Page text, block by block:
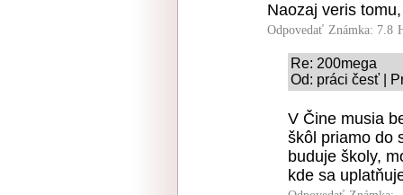
Naozaj veris
Odpovedať Známka: 7.8
Re: 200mega
Od: práci česť |
V Čine musia
škôl priamo do
buduje školy,
kde sa